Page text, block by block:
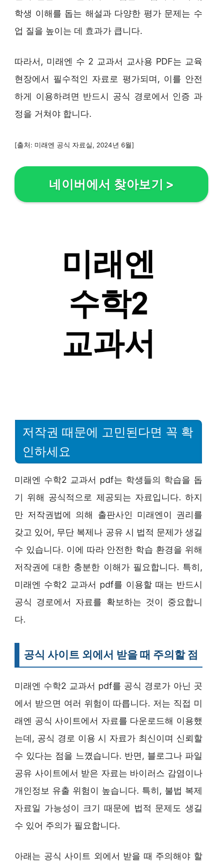
학생 이해를 돕는 해설과 다양한 평가 문제는 수
업 질을 높이는 데 효과가 큽니다.
따라서, 미래엔 수 2 교과서 교사용 PDF는 교육
현장에서 필수적인 자료로 평가되며, 이를 안전
하게 이용하려면 반드시 공식 경로에서 인증 과
정을 거쳐야 합니다.
[출처: 미래엔 공식 자료실, 2024년 6월]
네이버에서 찾아보기 >
저작권 때문에 고민된다면 꼭 확
인하세요
미래엔 수학2 교과서 pdf는 학생들의 학습을 돕
기 위해 공식적으로 제공되는 자료입니다. 하지
만 저작권법에 의해 출판사인 미래엔이 권리를
갖고 있어, 무단 복제나 공유 시 법적 문제가 생길
수 있습니다. 이에 따라 안전한 학습 환경을 위해
저작권에 대한 충분한 이해가 필요합니다. 특히,
미래엔 수학2 교과서 pdf를 이용할 때는 반드시
공식 경로에서 자료를 확보하는 것이 중요합니
다.
공식 사이트 외에서 받을 때 주의할 점
미래엔 수학2 교과서 pdf를 공식 경로가 아닌 곳
에서 받으면 여러 위험이 따릅니다. 저는 직접 미
래엔 공식 사이트에서 자료를 다운로드해 이용했
는데, 공식 경로 이용 시 자료가 최신이며 신뢰할
수 있다는 점을 느꼈습니다. 반면, 블로그나 파일
공유 사이트에서 받은 자료는 바이러스 감염이나
개인정보 유출 위험이 높습니다. 특히, 불법 복제
자료일 가능성이 크기 때문에 법적 문제도 생길
수 있어 주의가 필요합니다.
아래는 공식 사이트 외에서 받을 때 주의해야 할